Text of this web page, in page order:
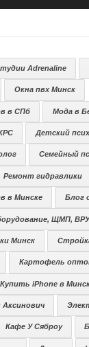
Adrenaline
Окна пвх Минск
в СПб Мода в
Детский
Семейный
Ремонт гидравлики
в Минске Блог
ЩМП,
Минск
Картофель
Купить iPhone в
Аксинович
Кафе У Сяброу